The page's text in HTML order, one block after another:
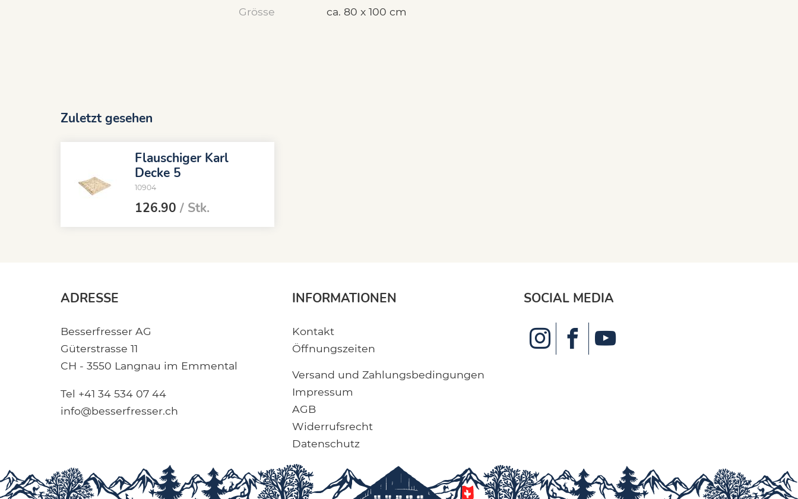
Grösse
ca. 80 x 100 cm
Zuletzt gesehen
Flauschiger Karl
Decke 5
10904
126.90 / Stk.
ADRESSE
Besserfresser AG
Güterstrasse 11
CH - 3550 Langnau im Emmental
Tel +41 34 534 07 44
info@besserfresser.ch
INFORMATIONEN
Kontakt
Öffnungszeiten
Versand und Zahlungsbedingungen
Impressum
AGB
Widerrufsrecht
Datenschutz
SOCIAL MEDIA